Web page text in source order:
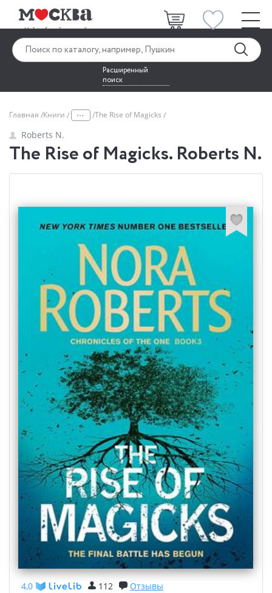
Расширенный
поиск
Главная Книги ... The Rise of Magicks
Roberts N.
The Rise of Magicks. Roberts N.
4,0 112
Отзывы